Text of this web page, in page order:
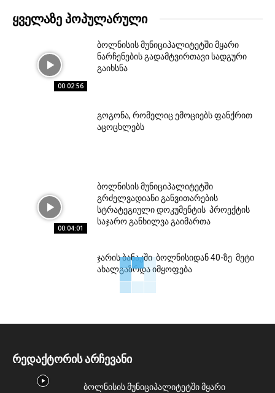
ᲧᲕᲔᲚᲐᲖᲔ ᲞᲝᲞᲣᲚᲐᲠᲣᲚᲘ
00:02:56
ბოლნისის მუნიციპალიტეტში მყარი
ნარჩენების გადამტვირთავი სადგური
გაიხსნა
გოგონა, რომელიც ემოციებს ფანქრით
აცოცხლებს
00:04:01
ბოლნისის მუნიციპალიტეტში
გრძელვადიანი განვითარების
სტრატეგიული დოკუმენტის პროექტის
საჯარო განხილვა გაიმართა
ჯარის ბანაკში ბოლნისიდან 40-ზე მეტი
ახალგაზრდა იმყოფება
რედაქტორის არჩევანი
ბოლნისის მუნიციპალიტეტში მყარი